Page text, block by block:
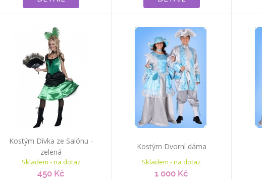
Kostým Dívka ze Salónu -
zelená
Skladem - na dotaz
450 Kč
Kostým Dvorní dáma
Skladem - na dotaz
1 000 Kč